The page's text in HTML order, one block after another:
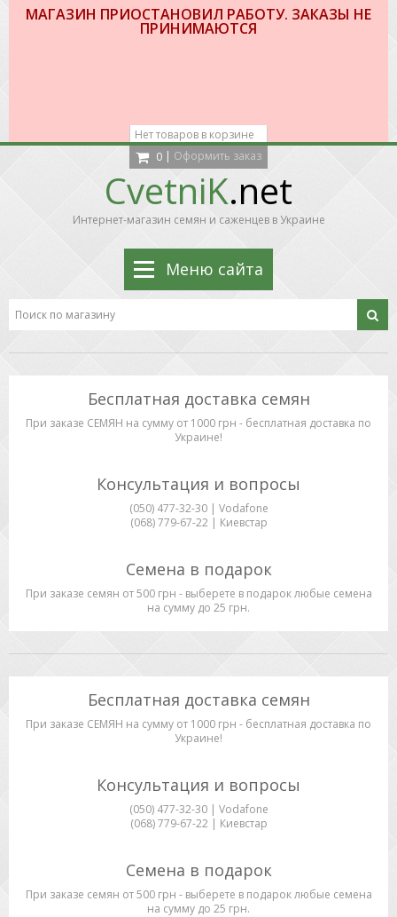
МАГАЗИН ПРИОСТАНОВИЛ РАБОТУ. ЗАКАЗЫ НЕ
ПРИНИМАЮТСЯ
Нет товаров в корзине
0 | Оформить заказ
CvetniK.net
Интернет-магазин семян и саженцев в Украине
Меню сайта
Бесплатная доставка семян
При заказе СЕМЯН на сумму от 1000 грн - бесплатная доставка по
Украине!
Консультация и вопросы
(050) 477-32-30 | Vodafone
(068) 779-67-22 | Киевстар
Семена в подарок
При заказе семян от 500 грн - выберете в подарок любые семена
на сумму до 25 грн.
Бесплатная доставка семян
При заказе СЕМЯН на сумму от 1000 грн - бесплатная доставка по
Украине!
Консультация и вопросы
(050) 477-32-30 | Vodafone
(068) 779-67-22 | Киевстар
Семена в подарок
При заказе семян от 500 грн - выберете в подарок любые семена
на сумму до 25 грн.